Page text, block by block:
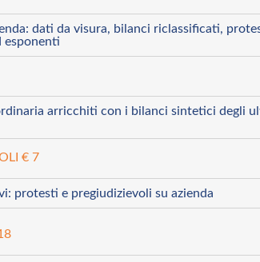
dati da visura, bilanci riclassificati,
esponenti
arricchiti con i bilanci sintetici degli
€ 7
protesti e pregiudizievoli su azienda